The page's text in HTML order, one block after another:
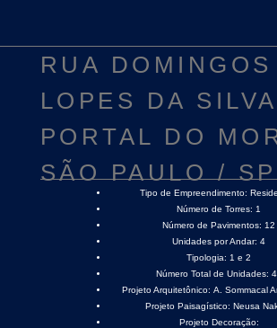
RUA DOMINGOS
LOPES DA
PORTAL DO
SÃO PAULO / SP
Tipo de Empreendimento:
Número de Torres: 1
Número de Pavimentos: 12
Unidades por Andar: 4
Tipologia: 1 e 2
Número Total de Unidades:
Projeto Arquitetônico: A. Sommacal
Projeto Paisagístico: Neusa
Projeto Decoração: